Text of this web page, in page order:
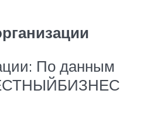
По данным